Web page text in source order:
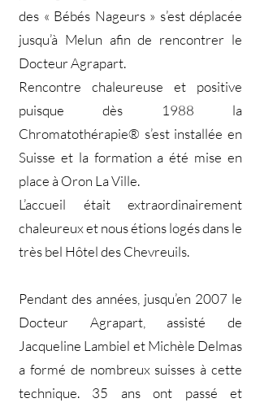
des « Bébés Nageurs » s’est déplacée
jusqu’à Melun afin de rencontrer le
Docteur Agrapart.
Rencontre chaleureuse et positive
puisque dès 1988 la
Chromatothérapie® s’est installée en
Suisse et la formation a été mise en
place à Oron La Ville.
L’accueil était extraordinairement
chaleureux et nous étions logés dans le
très bel Hôtel des Chevreuils.
Pendant des années, jusqu’en 2007 le
Docteur Agrapart, assisté de
Jacqueline Lambiel et Michèle Delmas
a formé de nombreux suisses à cette
technique. 35 ans ont passé et